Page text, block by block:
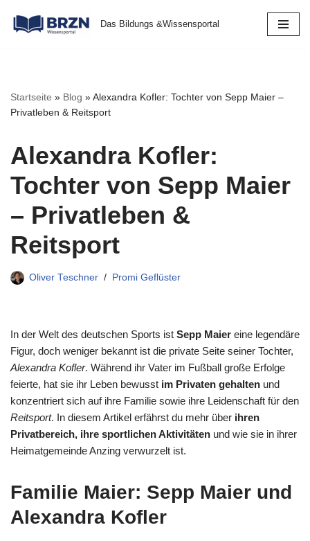
Zum
Das Bildungs &Wissensportal
Startseite » Blog »Alexandra Kofler: Tochter von Sepp Maier –
Privatleben & Reitsport
Alexandra Kofler:
Tochter von Sepp Maier
– Privatleben &
Reitsport
Oliver Teschner Promi Geflüster
In der Welt des deutschen Sports ist Sepp Maier eine legendäre
Figur, doch weniger bekannt ist die private Seite seiner Tochter,
Alexandra Kofler. Während ihr Vater im Fußball große Erfolge
feierte, hat sie ihr Leben bewusst im Privaten gehalten und
konzentriert sich auf ihre Familie sowie ihre Leidenschaft für den
Reitsport. In diesem Artikel erfährst du mehr über ihren
Privatbereich, ihre sportlichen Aktivitäten und wie sie in ihrer
Heimatgemeinde Anzing verwurzelt ist.
Familie Maier: Sepp Maier und
Alexandra Kofler